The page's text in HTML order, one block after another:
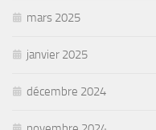
mars 2025
janvier 2025
décembre 2024